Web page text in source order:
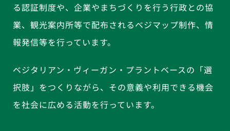
る認証制度や、企業やまちづくりを行う行政との協
業、観光案内所等で配布されるベジマップ制作、情
報発信等を行っています。
ベジタリアン・ヴィーガン・プラントベースの「選
択肢」をつくりながら、その意義や利用できる機会
を社会に広める活動を行っています。